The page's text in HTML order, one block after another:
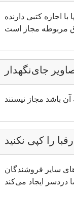
اجازه کتبی دارنده
جای‌نگهدار
را کپی نکنید
سایر فروشندگان